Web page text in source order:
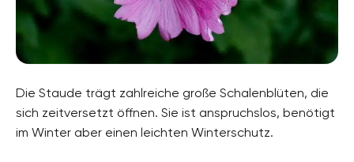
Die Staude trägt zahlreiche große Schalenblüten, die
sich zeitversetzt öffnen. Sie ist anspruchslos, benötigt
im Winter aber einen leichten Winterschutz.